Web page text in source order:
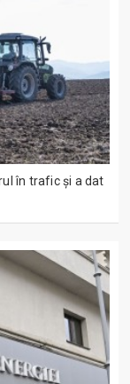
în trafic și a dat